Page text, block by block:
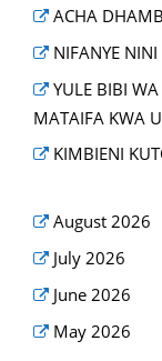
ACHA
NIFANYE
YULE BIBI
MATAIFA KWA
KIMBIENI
August 2026
July 2026
June 2026
May 2026